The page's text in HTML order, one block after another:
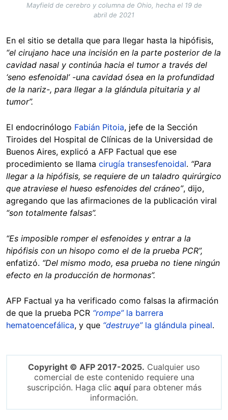
Mayfield de cerebro y columna de Ohio, hecha el 19 de
abril de 2021
En el sitio se detalla que para llegar hasta la hipófisis,
“el cirujano hace una incisión en la parte posterior de la
cavidad nasal y continúa hacia el tumor a través del
‘seno esfenoidal’ -una cavidad ósea en la profundidad
de la nariz-, para llegar a la glándula pituitaria y al
tumor”.
El endocrinólogo Fabián Pitoia, jefe de la Sección
Tiroides del Hospital de Clínicas de la Universidad de
Buenos Aires, explicó a AFP Factual que ese
procedimiento se llama cirugía transesfenoidal. “Para
llegar a la hipófisis, se requiere de un taladro quirúrgico
que atraviese el hueso esfenoides del cráneo”, dijo,
agregando que las afirmaciones de la publicación viral
“son totalmente falsas”.
“Es imposible romper el esfenoides y entrar a la
hipófisis con un hisopo como el de la prueba PCR”,
enfatizó. “Del mismo modo, esa prueba no tiene ningún
efecto en la producción de hormonas”.
AFP Factual ya ha verificado como falsas la afirmación
de que la prueba PCR “rompe” la barrera
hematoencefálica, y que “destruye”la glándula pineal.
Copyright © AFP 2017-2025. Cualquier uso
comercial de este contenido requiere una
suscripción. Haga clic aquípara obtener más
información.